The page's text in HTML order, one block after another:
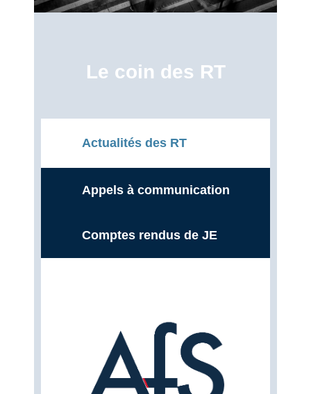
Le coin des RT
Actualités des RT
Appels à communication
Comptes rendus de JE